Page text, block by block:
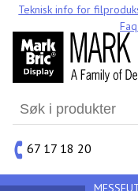
Search
for:
67 17 18 20
Teknisk info for